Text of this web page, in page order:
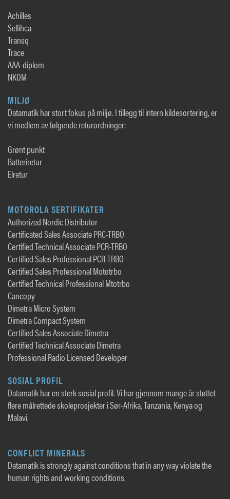
Achilles
Sellihca
Transq
Trace
AAA-diplom
NKOM
MILJØ
Datamatik har stort fokus på miljø. I tillegg til intern kildesortering, er
vi medlem av følgende returordninger:
Grønt punkt
Batteriretur
Elretur
MOTOROLA SERTIFIKATER
Authorized Nordic Distributor
Certificated Sales Associate PRC-TRBO
Certified Technical Associate PCR-TRBO
Certified Sales Professional PCR-TRBO
Certified Sales Professional Mototrbo
Certified Technical Professional Mtotrbo
Cancopy
Dimetra Micro System
Dimetra Compact System
Certified Sales Associate Dimetra
Certified Technical Associate Dimetra
Professional Radio Licensed Developer
SOSIAL PROFIL
Datamatik har en sterk sosial profil. Vi har gjennom mange år støttet
flere målrettede skoleprosjekter i Sør-Afrika, Tanzania, Kenya og
Malavi.
CONFLICT MINERALS
Datamatik is strongly against conditions that in any way violate the
human rights and working conditions.